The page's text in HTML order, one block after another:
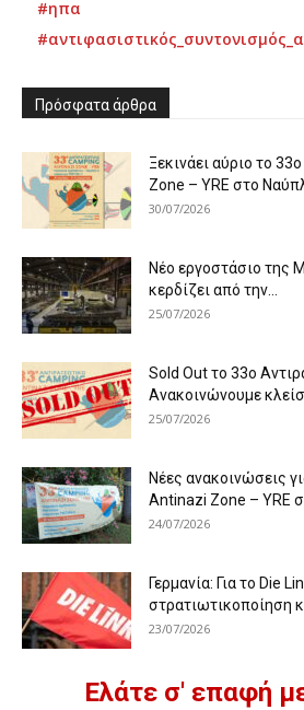
#ηπα
Πρόσφατα άρθρα
Ξεκινάει αύριο το
Zone – YRE στο
30/07/2026
Νέο εργοστάσιο της
κερδίζει από την...
25/07/2026
Sold Out το 33ο
Ανακοινώνουμε
25/07/2026
Νέες ανακοινώσεις
Antinazi Zone – YRE
24/07/2026
Γερμανία: Για το Die
στρατιωτικοποίηση
23/07/2026
Ελάτε σ' επαφή